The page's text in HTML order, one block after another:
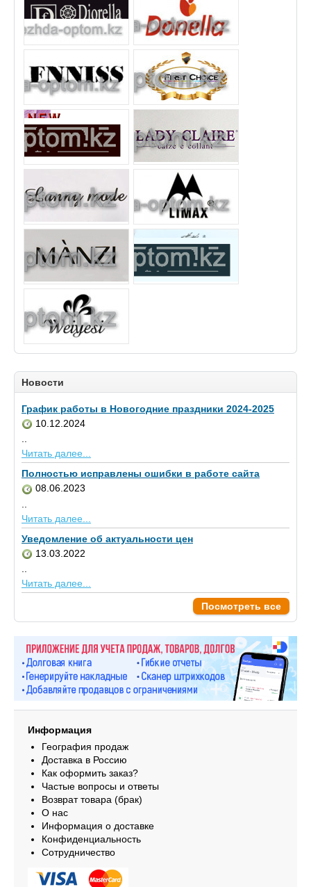
Новости
График работы в Новогодние праздники 2024-2025
10.12.2024
..
Читать далее...
Полностью исправлены ошибки в работе сайта
08.06.2023
Читать далее...
Уведомление об актуальности цен
13.03.2022
Читать далее...
Посмотреть все
Информация
География продаж
Доставка в Россию
Как оформить заказ?
Частые вопросы и ответы
Возврат товара (брак)
О нас
Информация о доставке
Конфиденциальность
Сотрудничество